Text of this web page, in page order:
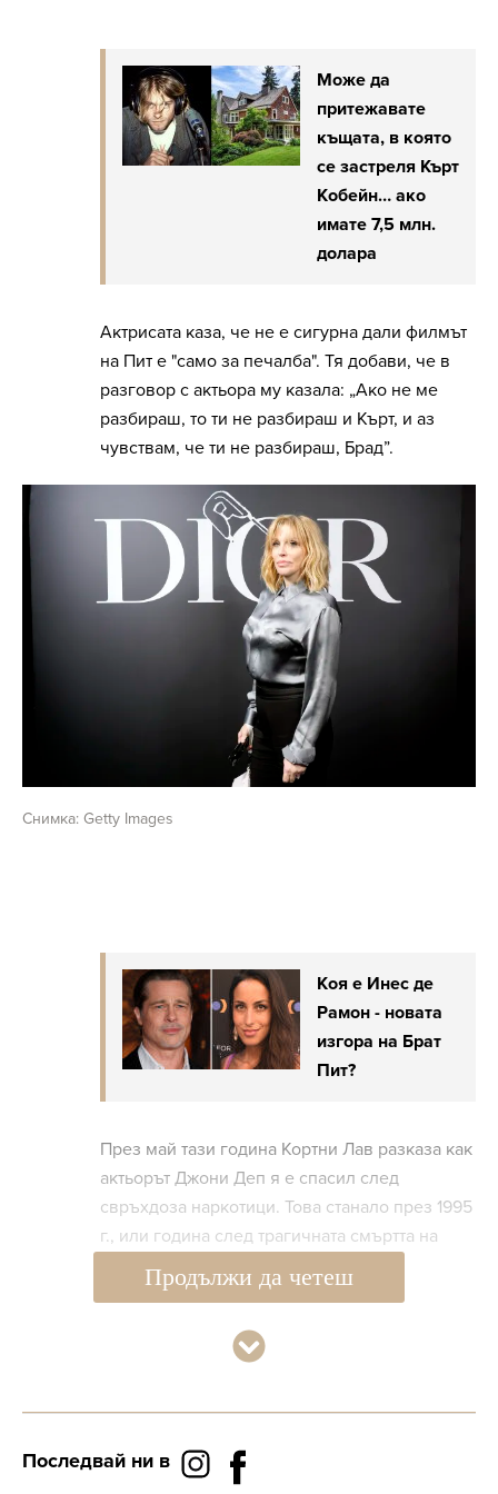
Може да
притежавате
къщата, в която
се застреля Кърт
Кобейн… ако
имате 7,5 млн.
долара
Актрисата каза, че не е сигурна дали филмът
на Пит е "само за печалба". Тя добави, че в
разговор с актьора му казала: „Ако не ме
разбираш, то ти не разбираш и Кърт, и аз
чувствам, че ти не разбираш, Брад”.
Снимка: Getty Images
Коя е Инес де
Рамон - новата
изгора на Брат
Пит?
През май тази година Кортни Лав разказа как
актьорът Джони Деп я е спасил след
свръхдоза наркотици. Това станало през 1995
г., или година след трагичната смъртта на
съпруга й Кърт Кобейн.
Продължи да четеш
Последвай ни в